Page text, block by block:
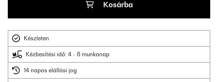
Kosárba
Készleten
Kézbesítési idő: 4 - 6 munkanap
14 napos elállási jog